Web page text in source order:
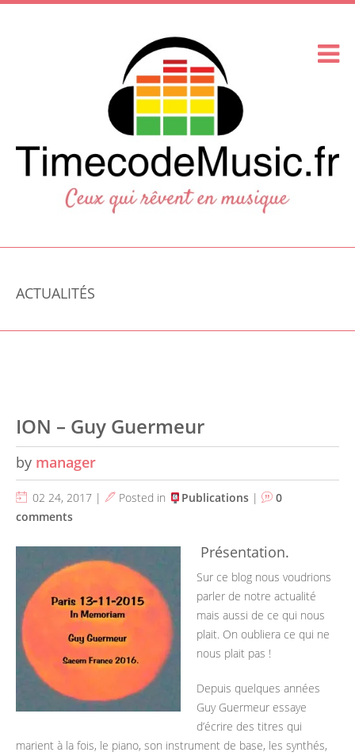
ACTUALITÉS
ION – Guy Guermeur
by manager
02 24, 2017 | Posted in Publications|
0
comments
Présentation.
Sur ce blog nous voudrions
parler de notre actualité
mais aussi de ce qui nous
plait. On oubliera ce qui ne
nous plait pas !
Depuis quelques années
Guy Guermeur essaye
d’écrire des titres qui
marient à la fois, le piano, son instrument de base, les synthés,